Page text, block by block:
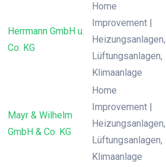
Herrmann GmbH u.
Co. KG
Home
Improvement |
Heizungsanlagen,
Lüftungsanlagen,
Klimaanlage
Mayr & Wilhelm
GmbH & Co. KG
Home
Improvement |
Heizungsanlagen,
Lüftungsanlagen,
Klimaanlage